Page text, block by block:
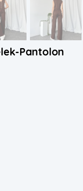
Pantolon